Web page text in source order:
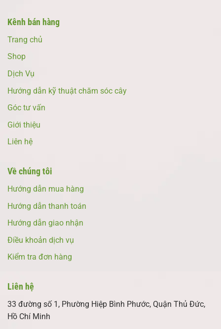
Kênh bán hàng
Trang chủ
Shop
Dịch Vụ
Hướng dẫn kỹ thuật chăm sóc cây
Góc tư vấn
Giới thiệu
Liên hệ
Về chúng tôi
Hướng dẫn mua hàng
Hướng dẫn thanh toán
Hướng dẫn giao nhận
Điều khoản dịch vụ
Kiểm tra đơn hàng
Liên hệ
33 đường số 1, Phường Hiệp Bình Phước, Quận Thủ Đức,
Hồ Chí Minh